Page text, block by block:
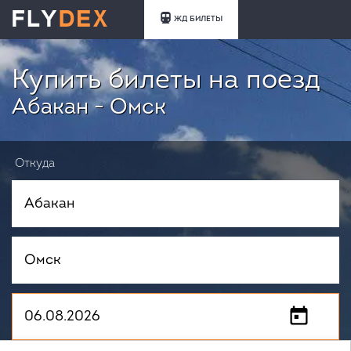
ЖД БИЛЕТЫ
Купить билеты на поезд
Абакан - Омск
Откуда